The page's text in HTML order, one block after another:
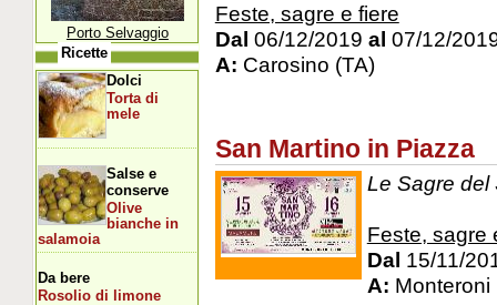
Feste, sagre e fiere
Dal 06/12/2019 al 07/12/
A: Carosino (TA)
San Martino in Piazza
Le Sagre del
Feste, sagre
Dal 15/11/
A: Monteroni
Porto Selvaggio
Ricette
Dolci
Torta di
mele
Salse e
conserve
Olive
bianche in
salamoia
Da bere
Rosolio di limone